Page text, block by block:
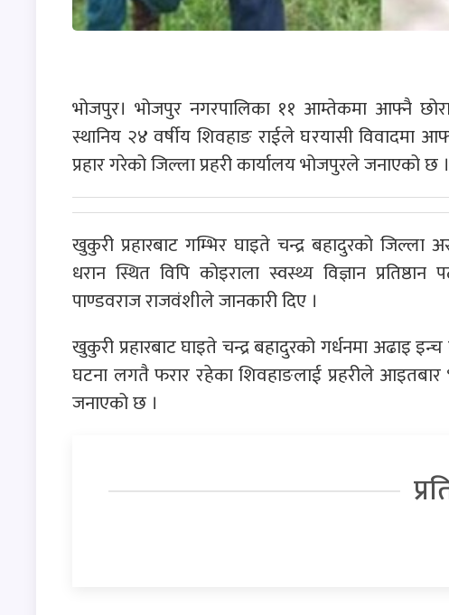
भोजपुर। भोजपुर नगरपालिका ११ आम्तेकमा आफ्नै
स्थानिय २४ वर्षीय शिवहाङ राईले घरयासी विवादमा
प्रहार गरेको जिल्ला प्रहरी कार्यालय भोजपुरले जनाएको छ ।
खुकुरी प्रहारबाट गम्भिर घाइते चन्द्र बहादुरको
धरान स्थित विपि कोइराला स्वस्थ्य विज्ञान
पाण्डवराज राजवंशीले जानकारी दिए ।
खुकुरी प्रहारबाट घाइते चन्द्र बहादुरको गर्धनमा अढाइ
घटना लगतै फरार रहेका शिवहाङलाई प्रहरीले
जनाएको छ ।